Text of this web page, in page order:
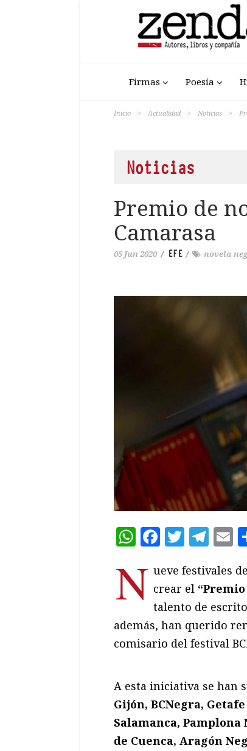
Firmas Poesía
Inicio > Actualidad > Noticias >
Noticias
Premio de
Camarasa
05 Jun 2020 / EFE / novela
WhatsApp
N ueve festivales
crear el “Premio
talento de
además, han querido
comisario del festival
A esta iniciativa se han
Gijón, BCNegra,
Salamanca, Pamplona
de Cuenca, Aragón